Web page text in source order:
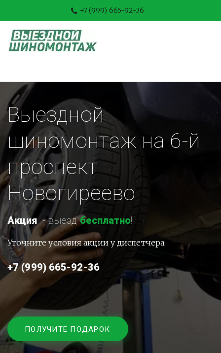
+7 (999) 665-92-36
Выездной
шиномонтаж на 6-й
проспект
Новогиреево
Акция - выезд бесплатно!
Уточните условия акции у диспетчера:
+7 (999) 665-92-36
ПОЛУЧИТЕ ПОДАРОК